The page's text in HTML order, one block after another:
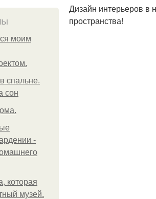
моим
спальне.
сон
-
которая
музей.
Дизайн интерьеров в
пространства!